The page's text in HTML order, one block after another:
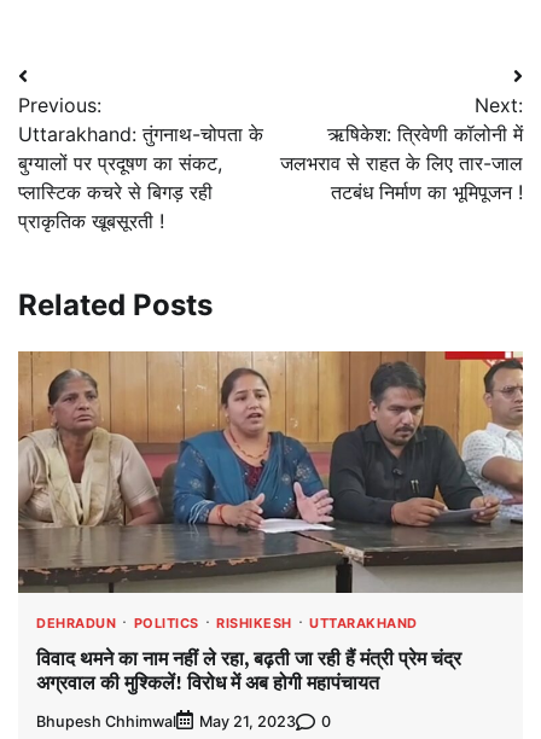
Post
navigation
Previous:
Uttarakhand: तुंगनाथ-चोपता के
बुग्यालों पर प्रदूषण का संकट,
प्लास्टिक कचरे से बिगड़ रही
प्राकृतिक खूबसूरती !
Next:
ऋषिकेश: त्रिवेणी कॉलोनी में
जलभराव से राहत के लिए तार-जाल
तटबंध निर्माण का भूमिपूजन !
Related Posts
DEHRADUN POLITICS RISHIKESH UTTARAKHAND
विवाद थमने का नाम नहीं ले रहा, बढ़ती जा रही हैं मंत्री प्रेम चंद्र
अग्रवाल की मुश्किलें! विरोध में अब होगी महापंचायत
Bhupesh Chhimwal May 21, 2023 0